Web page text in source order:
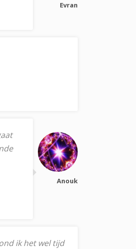
Evran
Anouk
ik het wel tijd